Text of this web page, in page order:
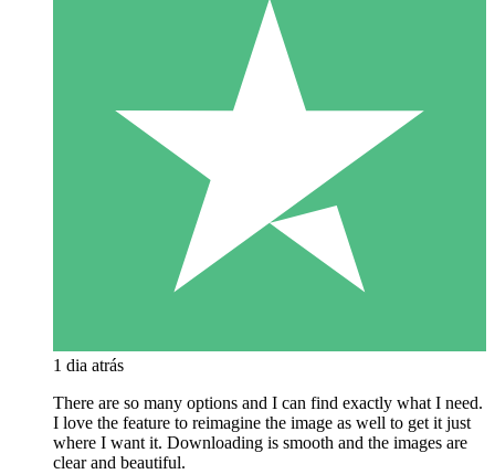
1 dia atrás
There are so many options and I can find exactly what I need.
I love the feature to reimagine the image as well to get it just
where I want it. Downloading is smooth and the images are
clear and beautiful.